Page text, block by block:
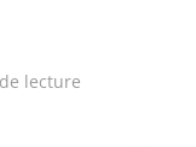
lecture